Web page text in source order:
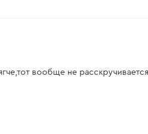
вообще не